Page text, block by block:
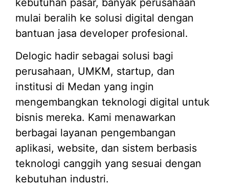
kebutuhan pasar, banyak perusahaan
mulai beralih ke solusi digital dengan
bantuan jasa developer profesional.
Delogic hadir sebagai solusi bagi
perusahaan, UMKM, startup, dan
institusi di Medan yang ingin
mengembangkan teknologi digital untuk
bisnis mereka. Kami menawarkan
berbagai layanan pengembangan
aplikasi, website, dan sistem berbasis
teknologi canggih yang sesuai dengan
kebutuhan industri.